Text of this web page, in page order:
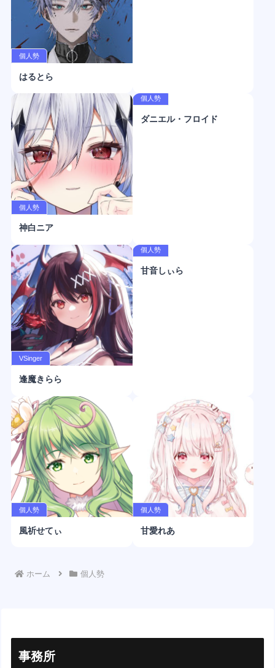
個人勢
はるとら
個人勢
神白ニア
個人勢
ダニエル・フロイド
VSinger
逢魔きらら
個人勢
甘音しぃら
個人勢
風祈せてぃ
個人勢
甘愛れあ
ホーム 個人勢
事務所